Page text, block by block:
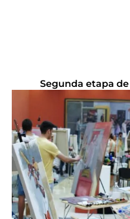
Segunda etapa